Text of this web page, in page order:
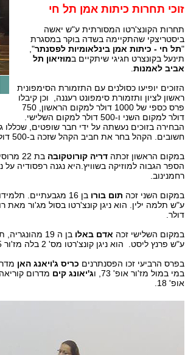
זוכי תחרות כיתות אמן תל חי
תחרות הקונצ'רטו המסורתית ע"ש יאשה
ביסטריצקי שהתקיימה בשדה בוקר במסגרת
"תל חי - כיתות אמן בינלאומיות לפסנתר",
תינעל בקונצרט חגיגי שיתקיים במוזיאון תל
אביב לאמנות
הזוכים יופיעו כסולנים עם התזמורת הסימפונית
ראשון לציון ותזמורת סימפונט רעננה, וכן קיבלו
פרס כספי של 1000 דולר למקום הראשון, 750
דולר למקום השני ו-500 דולר למקום השלישי.
הבחירה בזוכים נעשתה על ידי חבר שופטים, שכללו
חשובים. הקהל בחר את חביב הקהל שזכה ב-500 דולר.
במקום הראשון זכתה דריה קורוטקובה
בת
רחמנינוב.
במקום השני זכה תום בורו
בן 16 מגבעתיים.
דולר.
במקום השלישי זכה אדם באלו
בן ה 19
ע"ש פרנץ ליסט. הוא ניגן קונצ'רטו מס' 2 בלה מז'ור s.125 מאת ליסט.
בפרס הרביעי זכו הפסנתרנים כריס ג'ויאנג האן
במי במול מז'ור אופ' 73, ו
ג'יאונג קים מדרום
אופ' 18.